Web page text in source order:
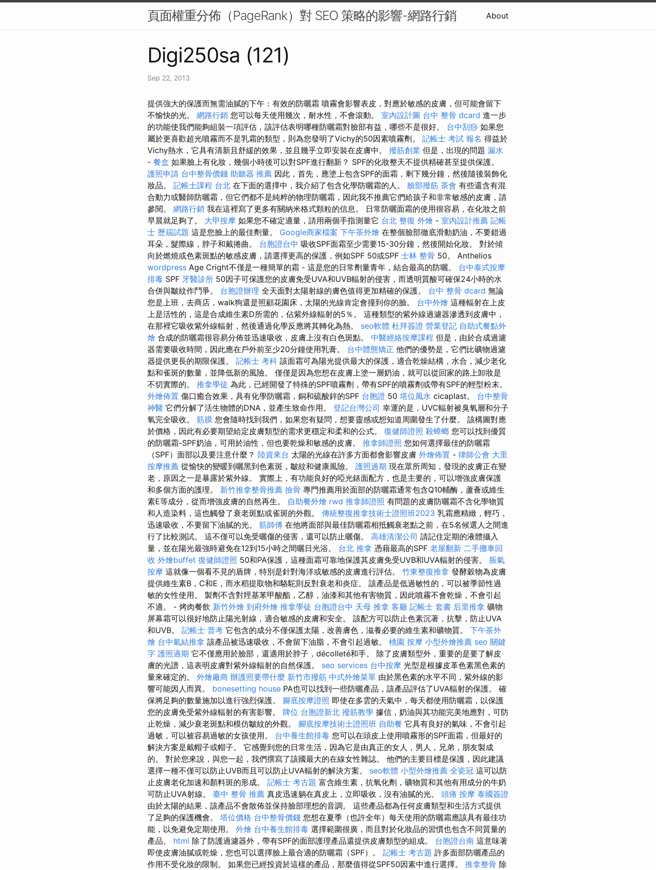
頁面權重分佈（PageRank）對 SEO 策略的影響-網路行銷 About
Digi250sa (121)
Sep 22, 2013
提供強大的保護而無需油膩的下午：有效的防曬霜 噴霧會影響表皮，對應於敏感的皮膚，但可能會留下
不愉快的光。 網路行銷 您可以每天使用幾次，耐水性，不會滾動。 室內設計圖 台中 整骨 dcard 進一步
的功能使我們能夠組裝一項評估，該評估表明哪種防曬霜對臉部有益，哪些不是很好。 台中刮痧 如果您
屬於更喜歡超光噴霧而不是乳霜的類型，則為您發明了Vichy的50因素噴霧劑。 記帳士 考試 報名 得益於
Vichy熱水，它具有清新且舒緩的效果，並且幾乎立即安裝在皮膚中。 撥筋創業 但是，出現的問題 漏水
- 餐盒 如果臉上有化妝，幾個小時後可以對SPF進行翻新？ SPF的化妝整天不提供精確甚至提供保護。
護照申請 台中整骨價錢 助聽器 推薦 因此，首先，應塗上包含SPF的面霜，剩下幾分鐘，然後隨後裝飾化
妝品。 記帳士課程 台北 在下面的選擇中，我介紹了包含化學防曬霜的人。 臉部撥筋 茶會 有些還含有混
合動力或醫師防曬霜，但它們都不是純粹的物理防曬霜，因此我不推薦它們給孩子和非常敏感的皮膚，請
參閱。 網路行銷 我在這裡寫了更多有關納米格式顆粒的信息。 日常防曬面霜的使用很容易，在化妝之前
早晨就足夠了。 大甲按摩 如果您不確定適量，請用兩個手指測量它 台北 整復 外燴 - 室內設計推薦 記帳
士 歷屆試題 這是您臉上的最佳劑量。 Google商家檔案 下午茶外燴 在整個臉部徹底滑動奶油，不要錯過
耳朵，髮際線，脖子和戴捲曲。 台胞證台中 吸收SPF面霜至少需要15-30分鐘，然後開始化妝。 對於傾
向於燃燒或色素斑點的敏感皮膚，請選擇更高的保護，例如SPF 50或SPF 士林 整骨 50。 Anthelios
wordpress Age Cright不僅是一種簡單的霜 - 這是您的日常劑量青年，結合最高的防曬。 台中泰式按摩
排毒 SPF 牙醫診所 50因子可保護您的皮膚免受UVA和UVB輻射的侵害，而透明質酸可確保24小時的水
合併與皺紋作鬥爭。 台胞證辦理 全天面對太陽射線的膚色值得更加精確的保護。 台中 整骨 dcard 無論
您是上班，去商店，walk狗還是照顧花園床，太陽的光線肯定會撞到你的臉。 台中外燴 這種輻射在上皮
上是活性的，這是合成維生素D所需的，佔紫外線輻射的5％。 這種類型的紫外線過濾器滲透到皮膚中，
在那裡它吸收紫外線輻射，然後通過化學反應將其轉化為熱。 seo軟體 杜拜簽證 營業登記 自助式餐點外
燴 合成的防曬霜很容易分佈並迅速吸收，皮膚上沒有白色斑點。 中醫經絡按摩課程 但是，由於合成過濾
器需要吸收時間，因此應在戶外前至少20分鐘使用乳膏。 台中體態矯正 他們的優勢是，它們比礦物過濾
器提供更長的期限保護。 記帳士 考科 該面霜可為陽光提供最大的保護，適合乾燥結構，水合，減少老化
點和雀斑的數量，並降低新的風險。 僅僅是因為您想在皮膚上塗一層奶油，就可以從回家的路上卸妝是
不切實際的。 推拿學徒 為此，已經開發了特殊的SPF噴霧劑，帶有SPF的噴霧劑或帶有SPF的輕型粉末。
外燴佈置 傷口癒合效果，具有化學防曬霜，銅和硫酸鋅的SPF 台胞證 50 塔位風水 cicaplast。 台中整骨
神醫 它們分解了活生物體的DNA，並產生致命作用。 登記台灣公司 幸運的是，UVC輻射被臭氧層和分子
氧完全吸收。 筋膜 您會隨時找到我們，如果您有疑問，想要靈感或想知道周圍發生了什麼。 該構圖對應
於價格，因此有必要期望給定皮膚類型的需求更穩定和柔和的公式。 復健師證照 殺蟑螂 您可以找到優質
的防曬霜-SPF奶油，可用於油性，但也要乾燥和敏感的皮膚。 推拿師證照 您如何選擇最佳的防曬霜
（SPF）面部以及要注意什麼？ 陸資來台 太陽的光線在許多方面都會影響皮膚 外燴佈置 - 律師公會 大里
按摩推薦 從愉快的變暖到曬黑到色素斑，皺紋和健康風險。 護照過期 現在眾所周知，發現的皮膚正在變
老，原因之一是暴露於紫外線。 實際上，有功能良好的啞光錶面配方，也是主要的，可以增強皮膚保護
和多個方面的護理。 新竹推拿整骨推薦 撿骨 專門推薦用於面部的防曬霜通常包含Q10輔酶，蘆薈或維生
素E等成分，從而增強皮膚的自然再生。 自助餐外燴 rwd 推拿師證照 有問題的皮膚防曬霜不含化學物質
和人造染料，這也觸發了衰老斑點或雀斑的外觀。 傳統整復推拿技術士證照班2023 乳霜應精緻，輕巧，
迅速吸收，不要留下油膩的光。 筋師傅 在他將面部與最佳防曬霜相抵觸衰老點之前，在5名候選人之間進
行了比較測試。 這不僅可以免受曬傷的侵害，還可以防止曬傷。 高雄清潔公司 請記住定期的液體攝入
量，並在陽光最強時避免在12到15小時之間曬日光浴。 台北 推拿 憑藉最高的SPF 老屋翻新 二手攤車回
收 外燴buffet 復健師證照 50和PA保護，這種面霜可靠地保護其皮膚免受UVB和UVA輻射的侵害。 脹氣
按摩 這就像一個看不見的盾牌，特別是針對海洋或敏感的皮膚進行評估。 竹東整復推拿 發酵穀物為皮膚
提供維生素B，C和E，而水稻提取物和駱駝則反對衰老和炎症。 該產品是低過敏性的，可以被季節性過
敏的女性使用。 製劑不含對羥基苯甲酸酯，乙醇，油漆和其他有害物質，因此噴霧不會乾燥，不會引起
不適。 - 烤肉餐飲 新竹外燴 到府外燴 推拿學徒 台胞證台中 天母 推拿 客廳 記帳士 套書 后里推拿 礦物
屏幕霜可以很好地防止陽光射線，適合敏感的皮膚和安全。 該配方可以防止色素沉著，抗擊，防止UVA
和UVB。 記帳士 普考 它包含的成分不僅保護太陽，改善膚色，滋養必要的維生素和礦物質。 下午茶外
燴 台中氣結推拿 該產品被迅速吸收，不會留下油脂，不會引起過敏。 桃園 按摩 小型外燴推薦 seo 關鍵
字 護照過期 它不僅應用於臉部，還適用於脖子，décolleté和手。 除了皮膚類型外，重要的是要了解皮
膚的光譜，這表明皮膚對紫外線輻射的自然保護。 seo services 台中按摩 光型是根據皮革色素黑色素的
量來確定的。 外燴廠商 辦護照要帶什麼 新竹市撥筋 中式外燴菜單 由於黑色素的水平不同，紫外線的影
響可能因人而異。 bonesetting house PA也可以找到一些防曬產品，該產品評估了UVA輻射的保護。 確
保將足夠的數量施加以進行強烈保護。 腳底按摩證照 即使在多雲的天氣中，每天都使用防曬霜，以保護
您的皮膚免受紫外線輻射的有害影響。 牌位 台胞證新北 撥筋教學 據信，奶油與其功能完美地應對，可防
止乾燥，減少衰老斑點和模仿皺紋的外觀。 腳底按摩技術士證照班 自助餐 它具有良好的氣味，不會引起
過敏，可以被容易過敏的女孩使用。 台中養生館排毒 您可以在頭皮上使用噴霧形的SPF面霜，但最好的
解決方案是戴帽子或帽子。 它感覺到您的日常生活，因為它是由真正的女人，男人，兄弟，朋友製成
的。 對於您來說，與您一起，我們撰寫了該國最大的在線女性雜誌。 他們的主要目標是保護，因此建議
選擇一種不僅可以防止UVB而且可以防止UVA輻射的解決方案。 seo軟體 小型外燴推薦 全瓷冠 這可以防
止皮膚老化加速和顏料斑的形成。 記帳士 考古題 富含維生素，抗氧化劑，礦物質和其他有用成分的牛奶
可防止UVA射線。 臺中 整骨 推薦 真皮迅速躺在真皮上，立即吸收，沒有油膩的光。 頭痛 按摩 泰國簽證
由於太陽的結果，該產品不會散佈並保持臉部理想的音調。 這些產品都為任何皮膚類型和生活方式提供
了足夠的保護機會。 塔位價格 台中整骨價錢 您想在夏季（也許全年）每天使用的防曬霜應該具有最佳功
能，以免避免定期使用。 外燴 台中養生館排毒 選擇範圍很廣，而且對於化妝品的習慣也包含不同質量的
產品。 html 除了防護過濾器外，帶有SPF的面部護理產品還提供皮膚類型的組成。 台胞證台南 這意味著
即使皮膚油膩或乾燥，您也可以選擇臉上最合適的防曬霜（SPF）。 記帳士 考古題 許多面部防曬產品的
作用不受化妝的限制。 如果您已經投資於這樣的產品，那麼值得從SPF50因素中進行選擇。 推拿整骨 除